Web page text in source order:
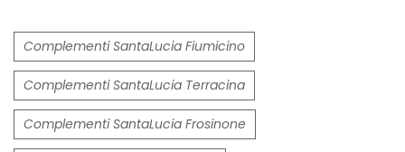
Complementi SantaLucia Fiumicino
Complementi SantaLucia Terracina
Complementi SantaLucia Frosinone